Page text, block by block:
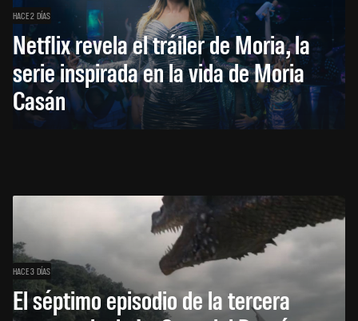
HACE 2 DÍAS
Netflix revela el tráiler de Moria, la
serie inspirada en la vida de Moria
Casán
HACE 3 DÍAS
El séptimo episodio de la tercera